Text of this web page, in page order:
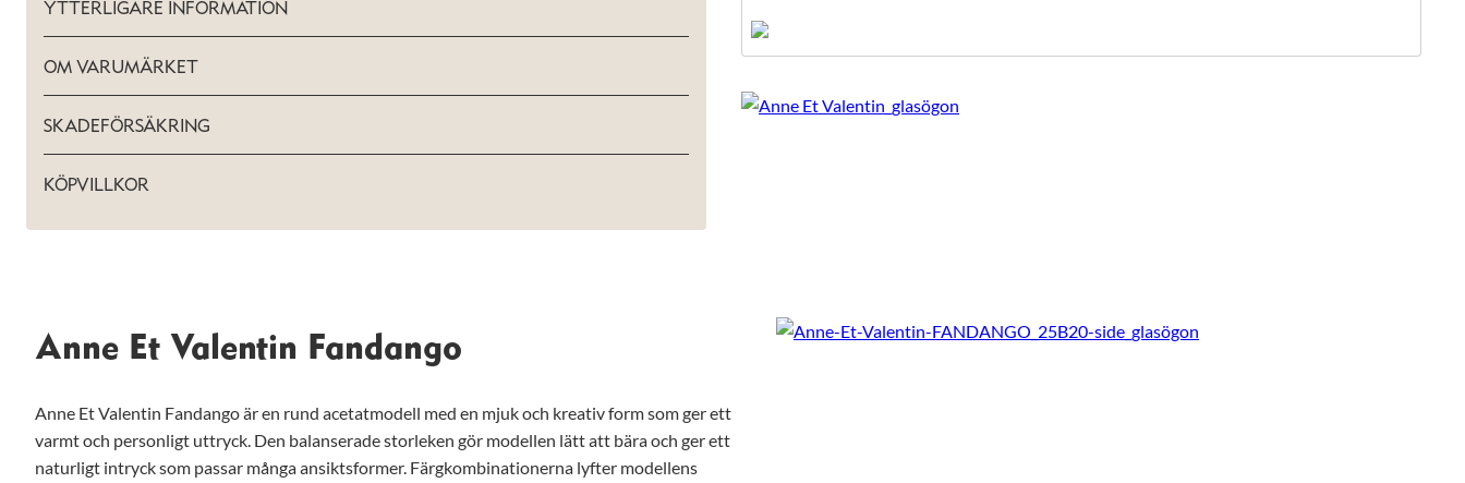
YTTERLIGARE INFORMATION
OM VARUMÄRKET
SKADEFÖRSÄKRING
KÖPVILLKOR
Anne Et Valentin Fandango
Anne Et Valentin Fandango är en rund acetatmodell med en mjuk och kreativ form som ger ett
varmt och personligt uttryck. Den balanserade storleken gör modellen lätt att bära och ger ett
naturligt intryck som passar många ansiktsformer. Färgkombinationerna lyfter modellens
välja bort. De
behövs för
över huvud
taget ska
fungera.
Statistik
kunna
uppbyggnad,
baserat på
Upplevelse